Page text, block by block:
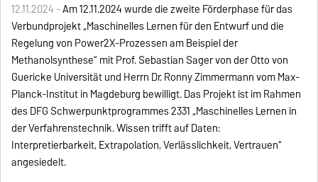
12.11.2024 -Am 12.11.2024 wurde die zweite Förderphase für das
Verbundprojekt„Maschinelles Lernen für den Entwurf und die
Regelung von Power2X-Prozessen am Beispiel der
Methanolsynthese“ mit Prof. Sebastian Sager von der Otto von
Guericke Universität und Herrn Dr. Ronny Zimmermann vom Max-
Planck-Institut in Magdeburg bewilligt. Das Projekt ist im Rahmen
des DFG Schwerpunktprogrammes 2331 „Maschinelles Lernen in
der Verfahrenstechnik. Wissen trifft auf Daten:
Interpretierbarkeit, Extrapolation, Verlässlichkeit, Vertrauen“
angesiedelt.